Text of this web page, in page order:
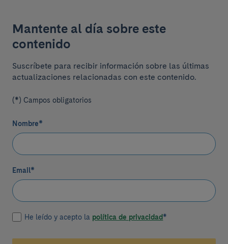
Mantente al día sobre este
contenido
Suscríbete para recibir información sobre las últimas
actualizaciones relacionadas con este contenido.
(*) Campos obligatorios
Nombre*
Email*
He leído y acepto la política de privacidad*